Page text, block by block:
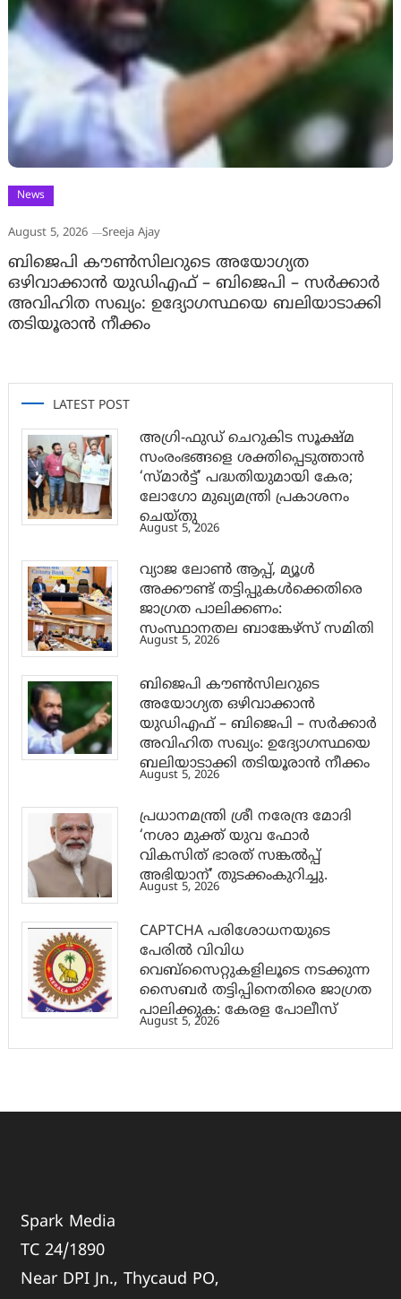
News
August 5, 2026 Sreeja Ajay
ബിജെപി കൗൺസിലറുടെ അയോഗ്യത
ഒഴിവാക്കാൻ യുഡിഎഫ് – ബിജെപി – സർക്കാർ
അവിഹിത സഖ്യം: ഉദ്യോഗസ്ഥയെ ബലിയാടാക്കി
തടിയൂരാൻ നീക്കം
LATEST POST
അഗ്രി-ഫുഡ് ചെറുകിട സൂക്ഷ്മ
സംരംഭങ്ങളെ ശക്തിപ്പെടുത്താന്‍
‘സ്മാര്‍ട്ട്’ പദ്ധതിയുമായി കേര;
ലോഗോ മുഖ്യമന്ത്രി പ്രകാശനം
ചെയ്തു
August 5, 2026
വ്യാജ ലോൺ ആപ്പ്, മ്യൂൾ
അക്കൗണ്ട് തട്ടിപ്പുകൾക്കെതിരെ
ജാ​ഗ്രത പാലിക്കണം:
സംസ്ഥാനതല ബാങ്കേഴ്സ് സമിതി
August 5, 2026
ബിജെപി കൗൺസിലറുടെ
അയോഗ്യത ഒഴിവാക്കാൻ
യുഡിഎഫ് – ബിജെപി – സർക്കാർ
അവിഹിത സഖ്യം: ഉദ്യോഗസ്ഥയെ
ബലിയാടാക്കി തടിയൂരാൻ നീക്കം
August 5, 2026
പ്രധാനമന്ത്രി ശ്രീ നരേന്ദ്ര മോദി
‘നശാ മുക്ത് യുവ ഫോർ
വികസിത് ഭാരത് സങ്കൽപ്പ്
അഭിയാന്’ തുടക്കംകുറിച്ചു.
August 5, 2026
CAPTCHA പരിശോധനയുടെ
പേരില്‍ വിവിധ
വെബ്സൈറ്റുകളിലൂടെ നടക്കുന്ന
സൈബര്‍ തട്ടിപ്പിനെതിരെ ജാഗ്രത
പാലിക്കുക: കേരള പോലീസ്
August 5, 2026
Spark Media
TC 24/1890
Near DPI Jn., Thycaud PO,